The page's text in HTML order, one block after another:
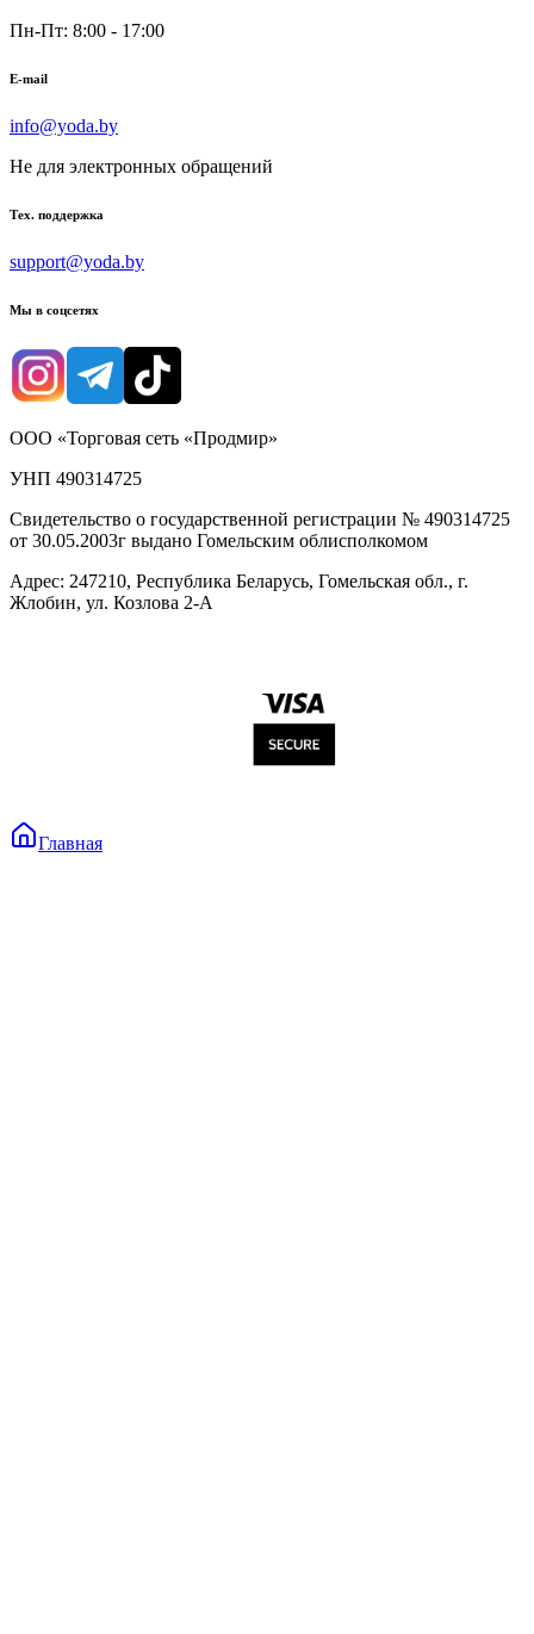
Пн-Пт: 8:00 - 17:00
E-mail
info@yoda.by
Не для электронных обращений
Тех. поддержка
support@yoda.by
Мы в соцсетях
ООО «Торговая сеть «Продмир»
УНП 490314725
Свидетельство о государственной регистрации № 490314725
от 30.05.2003г выдано Гомельским облисполкомом
Адрес: 247210, Республика Беларусь, Гомельская обл., г.
Жлобин, ул. Козлова 2-А
Главная